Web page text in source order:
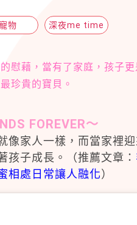
物 深夜me time
慰藉，當有了家庭，孩子
珍貴的寶貝。
FOREVER～
像家人一樣，而當家裡
孩子成長。（推薦文章：
相處日常讓人融化）